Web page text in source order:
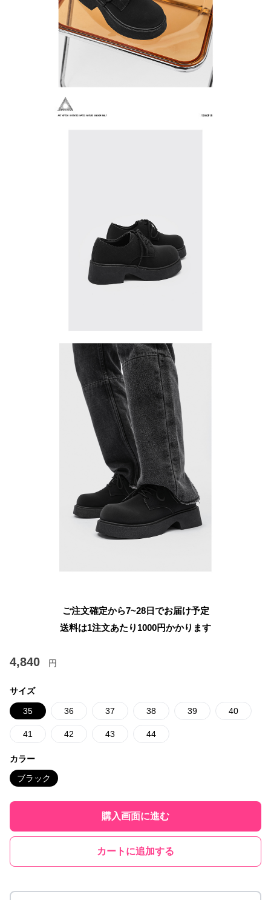
ご注文確定から7~28日でお届け予定
送料は1注文あたり 1000円かかります
4,840 円
サイズ
35 36 37 38 39 40
41 42 43 44
カラー
ブラック
購入画面に進む
カートに追加する